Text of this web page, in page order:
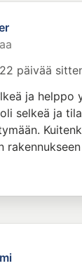
22 päivää
ja helppo
selkeä ja